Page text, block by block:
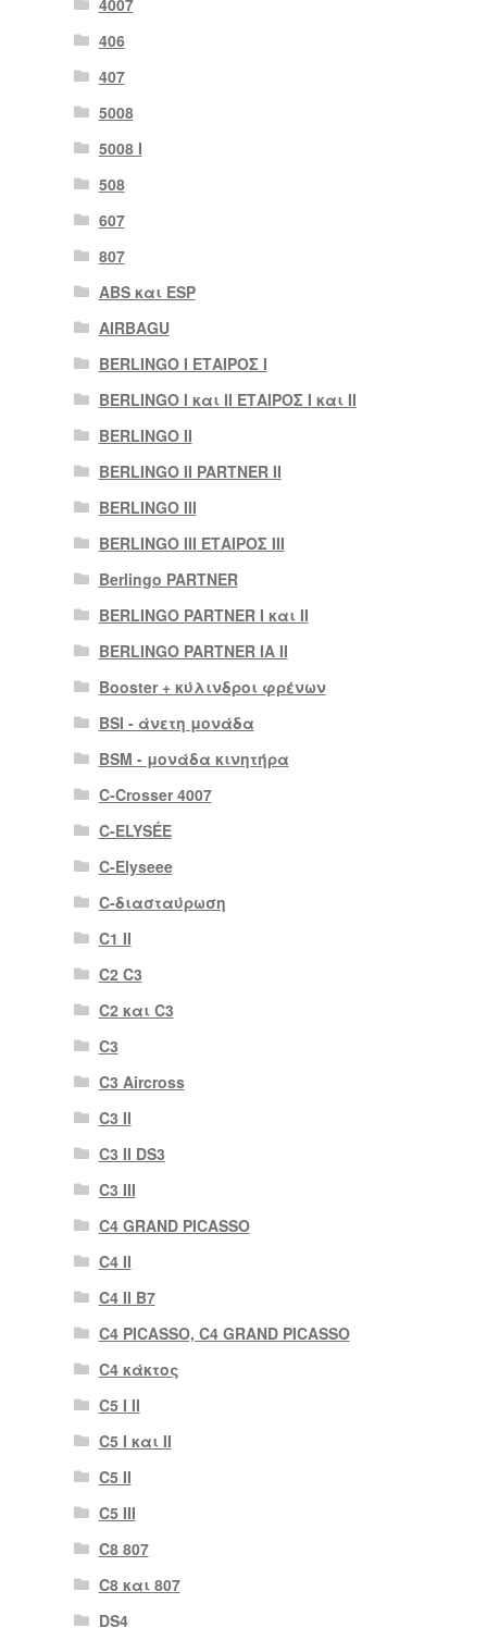
4007
406
407
5008
5008 Ι
508
607
807
ABS και ESP
AIRBAGU
BERLINGO I ΕΤΑΙΡΟΣ Ι
BERLINGO I και II ΕΤΑΙΡΟΣ I και II
BERLINGO II
BERLINGO II PARTNER II
BERLINGO III
BERLINGO III ΕΤΑΙΡΟΣ III
Berlingo PARTNER
BERLINGO PARTNER I και II
BERLINGO PARTNER IA II
Booster + κύλινδροι φρένων
BSI - άνετη μονάδα
BSM - μονάδα κινητήρα
C-Crosser 4007
C-ELYSÉE
C-Elyseee
C-διασταύρωση
C1 II
C2 C3
C2 και C3
C3
C3 Aircross
C3 II
C3 II DS3
C3 III
C4 GRAND PICASSO
C4 II
C4 II B7
C4 PICASSO, C4 GRAND PICASSO
C4 κάκτος
C5 I II
C5 I και II
C5 II
C5 III
C8 807
C8 και 807
DS4